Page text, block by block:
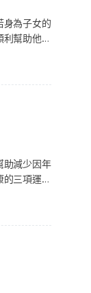
會有高量
致腦中毒
，注意寢
邊)，讓腦
低骨質流
，手拿著
大家也可
大家也可藉
作為有氧
地方進行
專業運動
身為子女的
利幫助他
心智問
了隱私，
惡感，因為
。 訴說
問長輩是
望可能無
輩感到困
來的優點
助減少因年
的三項運
防記憶喪
低胰島
長新的腦細
睡得好可
（同場加